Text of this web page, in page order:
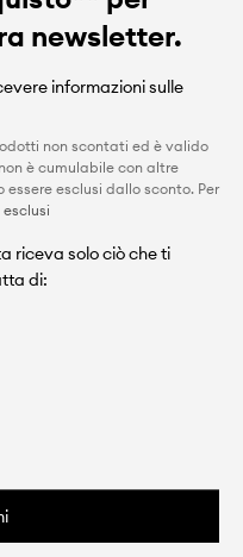
newsletter.
informazioni sulle
non scontati ed è valido
è cumulabile con altre
esclusi dallo sconto. Per
riceva solo ciò che ti
di: